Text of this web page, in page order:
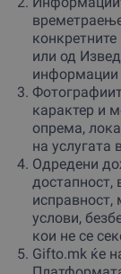
или од
информации
карактер и
опрема,
на услугата
Одредени
достапност,
исправност,
услови,
кои не се
Gifto.mk ќе